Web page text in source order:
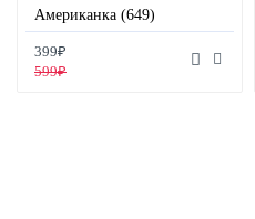
Американка (649)
399₽
599₽